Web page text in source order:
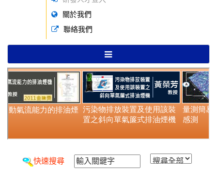
關於我們
聯絡我們
TOGGLE
NAVIGATION
快速搜尋